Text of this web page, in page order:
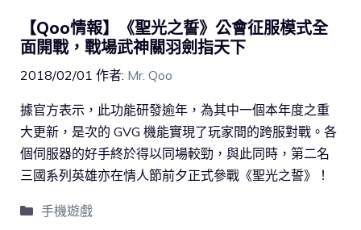
【Qoo情報】《聖光之誓》公會征服模式全
面開戰，戰場武神關羽劍指天下
2018/02/01 作者: Mr. Qoo
據官方表示，此功能研發逾年，為其中一個本年度之重
大更新，是次的 GVG 機能實現了玩家間的跨服對戰。各
個伺服器的好手終於得以同場較勁，與此同時，第二名
三國系列英雄亦在情人節前夕正式參戰《聖光之誓》！
手機遊戲